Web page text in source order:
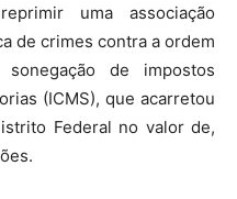
uma associação
de crimes contra a ordem
de impostos
(ICMS), que acarretou
Federal no valor de,